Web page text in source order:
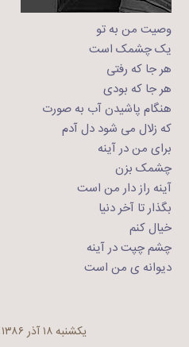
وصیت من به تو
یک چشمک است
هر جا که رفتی
هر جا که بودی
هنگام پاشیدن آب به صورت
که زلال می شود دل آدم
برای من در آینه
چشمک بزن
آینه راز دار من است
بگذار تا آخر دنیا
خیال کنم
چشم چپت در آینه
دیوانه ی من است
یکشنبه ۱۸ آذر ۱۳۸۶